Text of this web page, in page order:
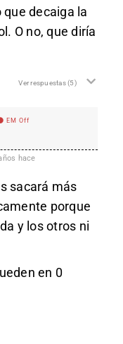
decaiga la
O no, que diría
Ver respuestas(5)
EM Off
hace
sacará más
porque
y los otros ni
en 0